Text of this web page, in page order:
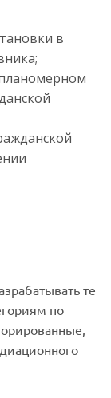
в
те
по